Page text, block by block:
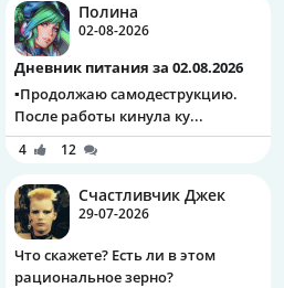
Полина
02-08-2026
Дневник питания за 02.08.2026
▪️Продолжаю самодеструкцию.
После работы кинула ку...
4 12
Счастливчик Джек
29-07-2026
Что скажете? Есть ли в этом
рациональное зерно?